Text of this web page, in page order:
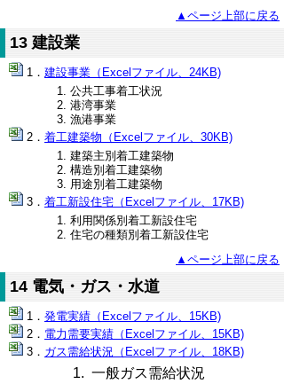
▲ページ上部に戻る
13 建設業
建設事業（Excelファイル、24KB)
公共工事着工状況
港湾事業
漁港事業
着工建築物（Excelファイル、30KB)
建築主別着工建築物
構造別着工建築物
用途別着工建築物
着工新設住宅（Excelファイル、17KB)
利用関係別着工新設住宅
住宅の種類別着工新設住宅
▲ページ上部に戻る
14 電気・ガス・水道
発電実績（Excelファイル、15KB)
電力需要実績（Excelファイル、15KB)
ガス需給状況（Excelファイル、18KB)
1. 一般ガス需給状況